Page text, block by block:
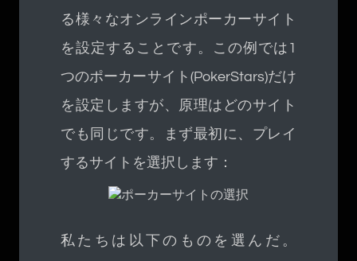
る様々なオンラインポーカーサイト
を設定することです。この例では1
つのポーカーサイト(PokerStars)だけ
を設定しますが、原理はどのサイト
でも同じです。まず最初に、プレイ
するサイトを選択します：
私たちは以下のものを選んだ。